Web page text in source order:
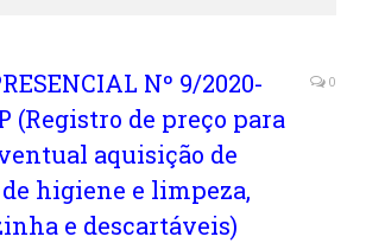
Nº 9/2020-
(Registro de preço para
aquisição de
higiene e limpeza,
e descartáveis)
0